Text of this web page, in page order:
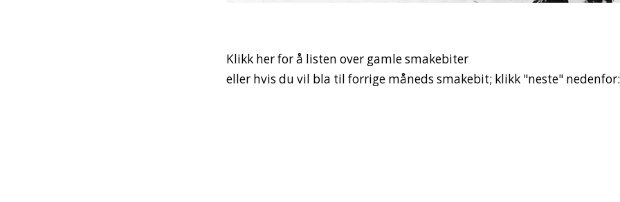
Klikk her for å listen over gamle smakebiter
eller hvis du vil bla til forrige måneds smakebit; klikk "neste" nedenfor: